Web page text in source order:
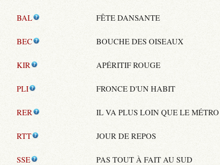
BAL FÊTE DANSANTE
BEC BOUCHE DES OISEAUX
KIR APÉRITIF ROUGE
PLI FRONCE D'UN HABIT
RER IL VA PLUS LOIN QUE LE MÉTRO
RTT JOUR DE REPOS
SSE PAS TOUT À FAIT AU SUD